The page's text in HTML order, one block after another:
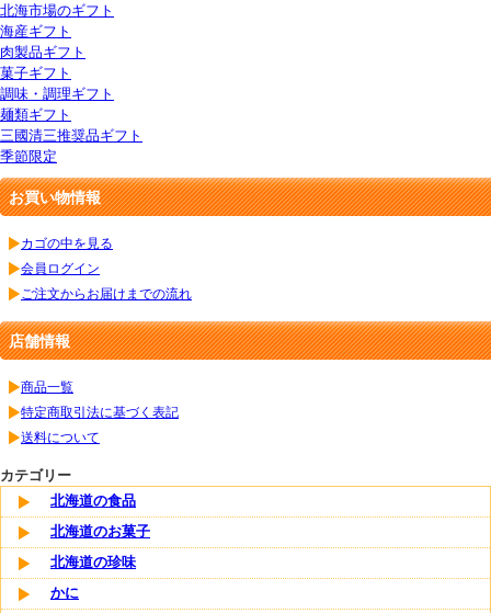
北海市場のギフト
海産ギフト
肉製品ギフト
菓子ギフト
調味・調理ギフト
麺類ギフト
三國清三推奨品ギフト
季節限定
お買い物情報
カゴの中を見る
会員ログイン
ご注文からお届けまでの流れ
店舗情報
商品一覧
特定商取引法に基づく表記
送料について
カテゴリー
北海道の食品
北海道のお菓子
北海道の珍味
かに